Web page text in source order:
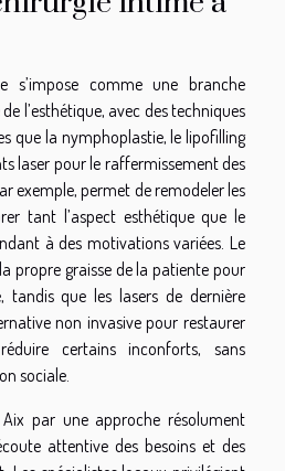
comme une branche
l’esthétique, avec des techniques
que la nymphoplastie, le lipofilling
laser pour le raffermissement des
exemple, permet de remodeler les
tant l’aspect esthétique que le
à des motivations variées. Le
propre graisse de la patiente pour
tandis que les lasers de dernière
non invasive pour restaurer
certains inconforts, sans
sociale.
par une approche résolument
attentive des besoins et des